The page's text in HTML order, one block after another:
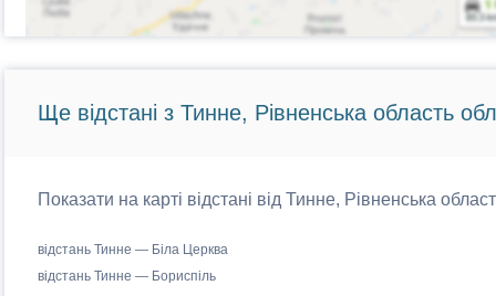
Ще відстані з Тинне, Рівненська область
Показати на карті відстані від Тинне, Рівненська
відстань Тинне — Біла Церква
відстань Тинне — Бориспіль